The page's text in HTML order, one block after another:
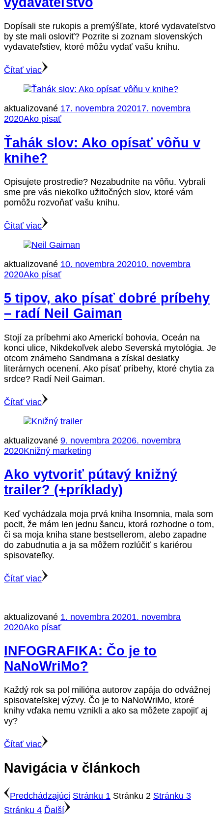
Dopísali ste rukopis a premýšľate, ktoré vydavateľstvo
by ste mali osloviť? Pozrite si zoznam slovenských
vydavateľstiev, ktoré môžu vydať vašu knihu.
Čítať viac
aktualizované 17. novembra 202017. novembra
2020Ako písať
Ťahák slov: Ako opísať vôňu v
knihe?
Opisujete prostredie? Nezabudnite na vôňu. Vybrali
sme pre vás niekoľko užitočných slov, ktoré vám
pomôžu rozvoňať vašu knihu.
Čítať viac
aktualizované 10. novembra 202010. novembra
2020Ako písať
5 tipov, ako písať dobré príbehy
– radí Neil Gaiman
Stojí za príbehmi ako Americkí bohovia, Oceán na
konci ulice, Nikdekoľvek alebo Severská mytológia. Je
otcom známeho Sandmana a získal desiatky
literárnych ocenení. Ako písať príbehy, ktoré chytia za
srdce? Radí Neil Gaiman.
Čítať viac
aktualizované 9. novembra 20206. novembra
2020Knižný marketing
Ako vytvoriť pútavý knižný
trailer? (+príklady)
Keď vychádzala moja prvá kniha Insomnia, mala som
pocit, že mám len jednu šancu, ktorá rozhodne o tom,
či sa moja kniha stane bestsellerom, alebo zapadne
do zabudnutia a ja sa môžem rozlúčiť s kariérou
spisovateľky.
Čítať viac
aktualizované 1. novembra 20201. novembra
2020Ako písať
INFOGRAFIKA: Čo je to
NaNoWriMo?
Každý rok sa pol milióna autorov zapája do odvážnej
spisovateľskej výzvy. Čo je to NaNoWriMo, ktoré
knihy vďaka nemu vznikli a ako sa môžete zapojiť aj
vy?
Čítať viac
Navigácia v článkoch
Predchádzajúci Stránku 1 Stránku 2 Stránku 3
Stránku 4 Ďalší